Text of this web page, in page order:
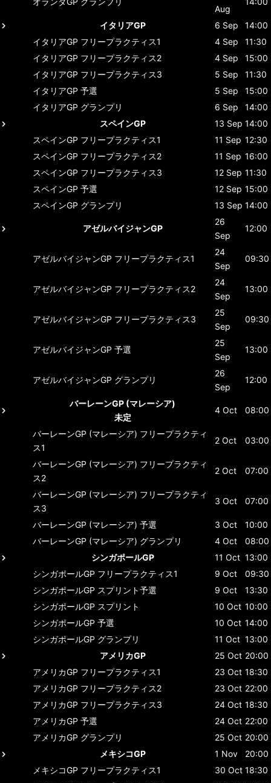
Aug
イタリアGP 6 Sep
14:00
イタリアGP フリープラクティス1 4 Sep
11:30
イタリアGP フリープラクティス2 4 Sep
15:00
イタリアGP フリープラクティス3 5 Sep
11:30
イタリアGP 予選 5 Sep
15:00
イタリアGP グランプリ 6 Sep
14:00
スペインGP
13 Sep 14:00
スペインGP フリープラクティス1 11 Sep 12:30
スペインGP フリープラクティス2 11 Sep 16:00
スペインGP フリープラクティス3 12 Sep 11:30
スペインGP 予選 12 Sep 15:00
スペインGP グランプリ 13 Sep 14:00
アゼルバイジャンGP
26
Sep
12:00
アゼルバイジャンGP フリープラクティス1
24
Sep
09:30
アゼルバイジャンGP フリープラクティス2
24
Sep
13:00
アゼルバイジャンGP フリープラクティス3
25
Sep
09:30
アゼルバイジャンGP 予選
25
Sep
13:00
アゼルバイジャンGP グランプリ
26
Sep
12:00
バーレーンGP (マレーシア)
未定
4 Oct 08:00
バーレーンGP (マレーシア) フリープラクティ
ス1
2 Oct 03:00
バーレーンGP (マレーシア) フリープラクティ
ス2
2 Oct 07:00
バーレーンGP (マレーシア) フリープラクティ
ス3
3 Oct 07:00
バーレーンGP (マレーシア) 予選 3 Oct
10:00
バーレーンGP (マレーシア) グランプリ 4 Oct
08:00
シンガポールGP
11 Oct 13:00
シンガポールGP フリープラクティス1 9 Oct
09:30
シンガポールGP スプリント予選 9 Oct
13:30
シンガポールGP スプリント 10 Oct 10:00
シンガポールGP 予選 10 Oct 14:00
シンガポールGP グランプリ 11 Oct 13:00
アメリカGP
25 Oct 20:00
アメリカGP フリープラクティス1 23 Oct 18:30
アメリカGP フリープラクティス2 23 Oct 22:00
アメリカGP フリープラクティス3 24 Oct 18:30
アメリカGP 予選 24 Oct 22:00
アメリカGP グランプリ 25 Oct 20:00
メキシコGP
1 Nov
20:00
メキシコGP フリープラクティス1 30 Oct 18:30